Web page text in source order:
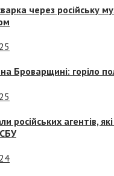
через російську
Броварщині: горіло
російських агентів,